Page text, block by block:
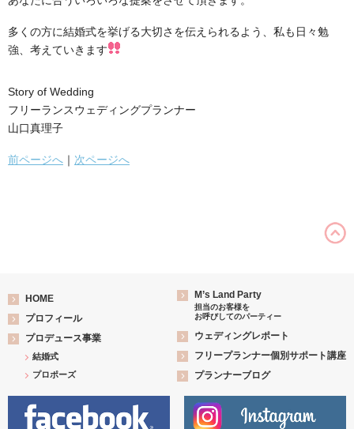
多くの方に結婚式を挙げる大切さを伝えられるよう、私も日々勉
強、考えていきます
Story of Wedding
フリーランスウェディングプランナー
山口真理子
前ページへ ｜ 次ページへ
HOME
プロフィール
プロデュース事業
結婚式
プロポーズ
M’s Land Party
担当のお客様を
お呼びしてのパーティー
ウェディングレポート
フリープランナー個別サポート講座
プランナーブログ